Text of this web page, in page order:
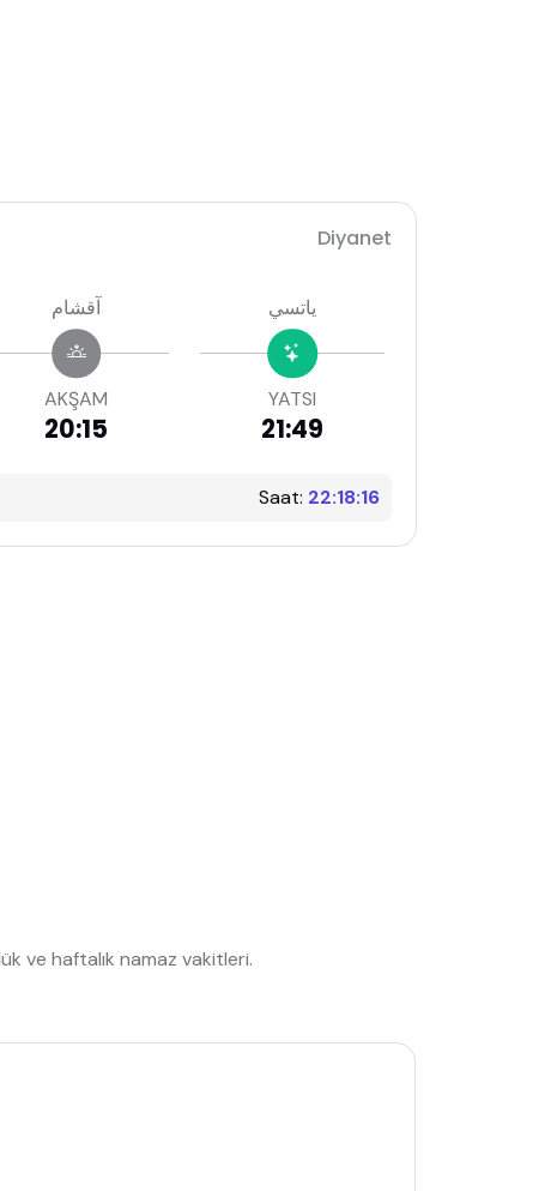
Diyanet
آقشام
AKŞAM
20:15
ياتسي
YATSI
21:49
Saat: 22:18:17
ve haftalık namaz vakitleri.